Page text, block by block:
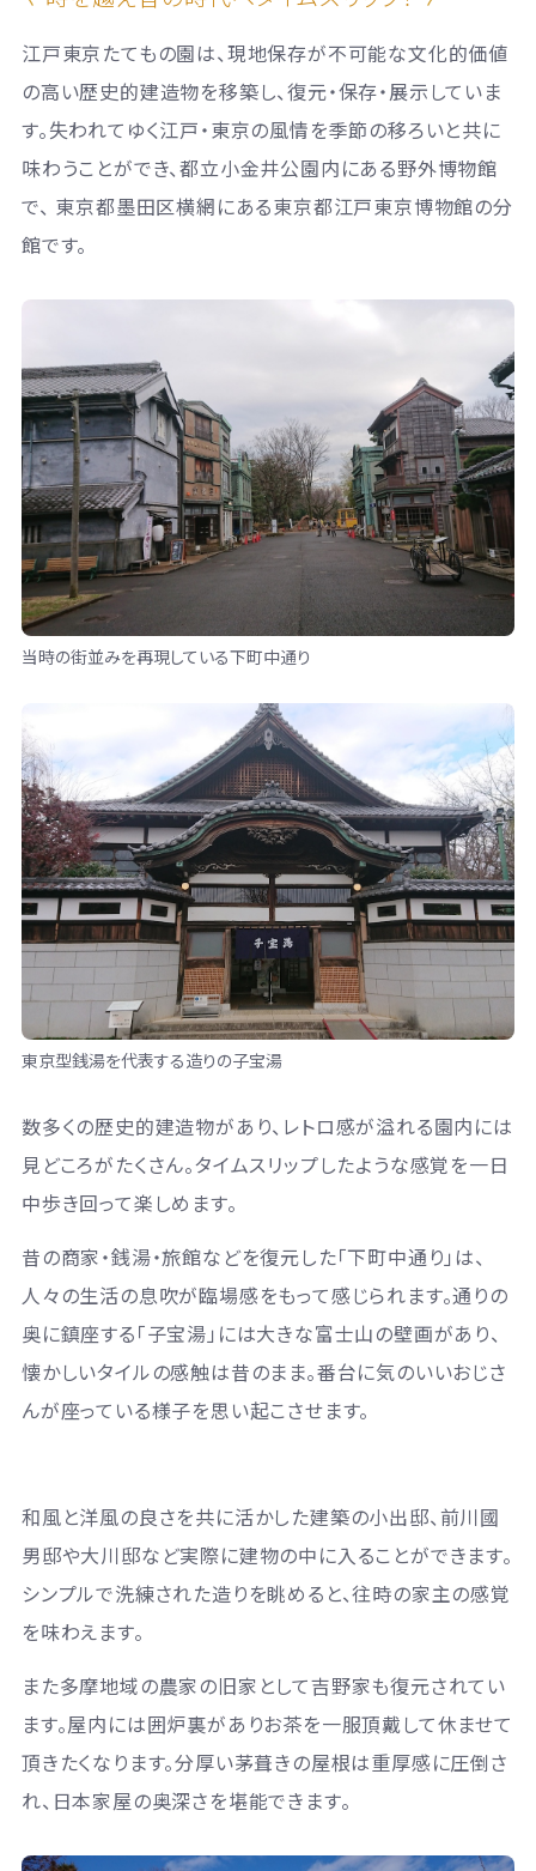
江戸東京たてもの園は、現地保存が不可能な文化的価値
の高い歴史的建造物を移築し、復元・保存・展示していま
す。失われてゆく江戸・東京の風情を季節の移ろいと共に
味わうことができ、都立小金井公園内にある野外博物館
で、 東京都墨田区横網にある東京都江戸東京博物館の分
館です。
当時の街並みを再現している下町中通り
東京型銭湯を代表する造りの子宝湯
数多くの歴史的建造物があり、レトロ感が溢れる園内には
見どころがたくさん。タイムスリップしたような感覚を一日
中歩き回って楽しめます。
昔の商家・銭湯・旅館などを復元した「下町中通り」は、
人々の生活の息吹が臨場感をもって感じられます。通りの
奥に鎮座する「子宝湯」には大きな富士山の壁画があり、
懐かしいタイルの感触は昔のまま。番台に気のいいおじさ
んが座っている様子を思い起こさせます。
和風と洋風の良さを共に活かした建築の小出邸、前川國
男邸や大川邸など実際に建物の中に入ることができます。
シンプルで洗練された造りを眺めると、往時の家主の感覚
を味わえます。
また多摩地域の農家の旧家として吉野家も復元されてい
ます。屋内には囲炉裏がありお茶を一服頂戴して休ませて
頂きたくなります。分厚い茅葺きの屋根は重厚感に圧倒さ
れ、日本家屋の奥深さを堪能できます。